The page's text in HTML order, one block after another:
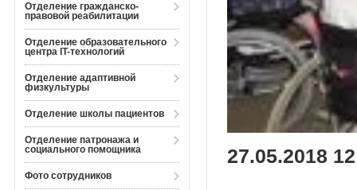
Отделение гражданско-
правовой реабилитации
Отделение образовательного
центра IT-технологий
Отделение адаптивной
физкультуры
Отделение школы пациентов
Отделение патронажа и
социального помощника
Фото сотрудников
27.05.2018